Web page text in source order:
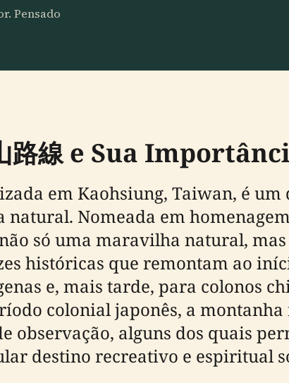
Pensado
路線 e Sua
em Kaohsiung, Taiwan, é
Nomeada em
só uma maravilha natural,
históricas que remontam ao
e, mais tarde, para colonos
colonial japonês, a
observação, alguns dos quais
destino recreativo e espiritual